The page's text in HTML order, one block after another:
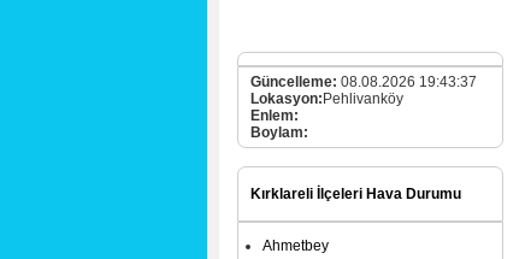
Güncelleme: 08.08.2026 19:43:37
Lokasyon: Pehlivanköy
Enlem:
Boylam:
Kırklareli İlçeleri Hava Durumu
Ahmetbey